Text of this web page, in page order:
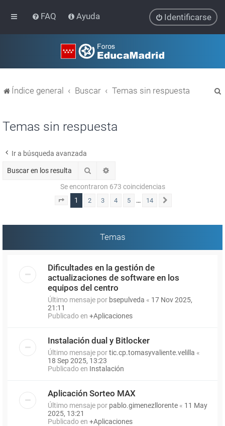
FAQ Ayuda Identificarse
Índice general Buscar Temas sin respuesta
Temas sin respuesta
Ir a búsqueda avanzada
Buscar
Se encontraron 673 coincidencias
Página 1de 14
1 2 3 4 5 … 14
Temas
Dificultades en la gestión de
actualizaciones de software en los
equipos del centro
Último mensaje por bsepulveda « 17 Nov 2025,
21:11
Publicado en +Aplicaciones
Instalación dual y Bitlocker
Último mensaje portic.cp.tomasyvaliente.velilla «
18 Sep 2025, 13:23
Publicado en Instalación
Aplicación Sorteo MAX
Último mensaje por pablo.gimenezllorente « 11 May
2025, 13:21
Publicado en +Aplicaciones